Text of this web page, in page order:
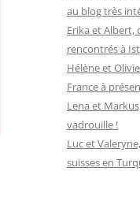
au blog très
Erika et Albert,
rencontrés à
Hélène et
France à
Lena et
vadrouille !
Luc et
suisses en